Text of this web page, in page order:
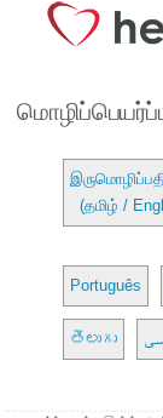
(தமிழ் /
Português
తెలుగు